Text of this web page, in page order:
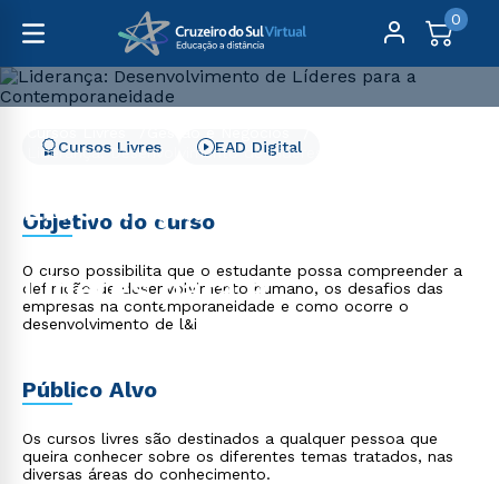
0
Liderança: Desenvolvimento de Líderes para a
Liderança:
Desenvolvimento de
Líderes para a
Contemporaneidade
Cursos Livres EAD Digital
Objetivo do curso
O curso possibilita que o estudante possa compreender a
definição de desenvolvimento humano, os desafios das
empresas na contemporaneidade e como ocorre o
desenvolvimento de l&i
Público Alvo
Os cursos livres são destinados a qualquer pessoa que
queira conhecer sobre os diferentes temas tratados, nas
diversas áreas do conhecimento.